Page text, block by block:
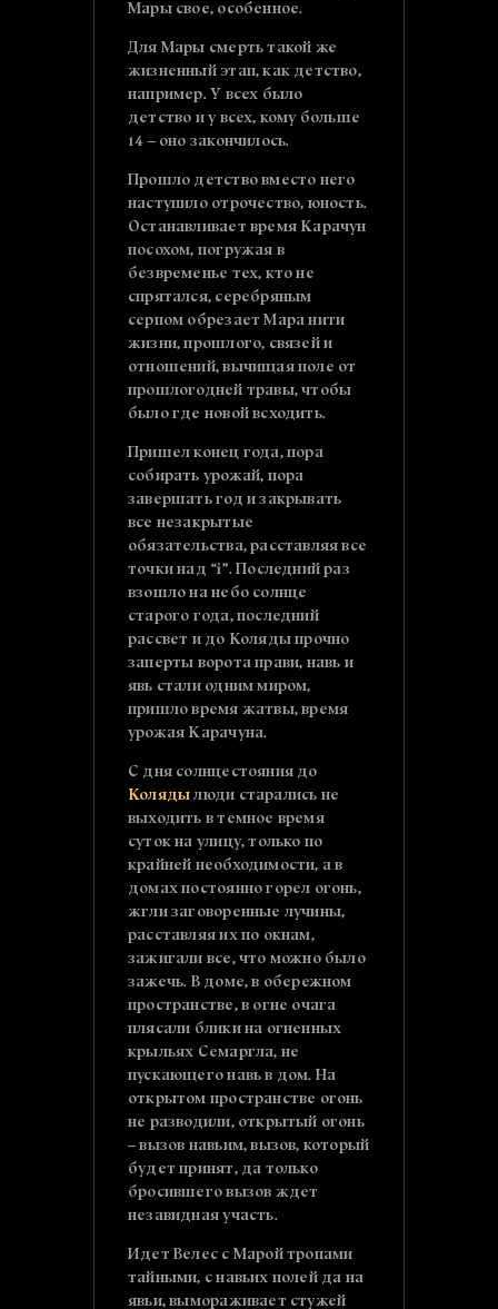
Мары свое, особенное.
Для Мары смерть такой же
жизненный этап, как детство,
например. У всех было
детство и у всех, кому больше
14 – оно закончилось.
Прошло детство вместо него
наступило отрочество, юность.
Останавливает время Карачун
посохом, погружая в
безвременье тех, кто не
спрятался, серебряным
серпом обрезает Мара нити
жизни, прошлого, связей и
отношений, вычищая поле от
прошлогодней травы, чтобы
было где новой всходить.
Пришел конец года, пора
собирать урожай, пора
завершать год и закрывать
все незакрытые
обязательства, расставляя все
точки над “i”. Последний раз
взошло на небо солнце
старого года, последний
рассвет и до Коляды прочно
заперты ворота прави, навь и
явь стали одним миром,
пришло время жатвы, время
урожая Карачуна.
С дня солнцестояния до
Коляды люди старались не
выходить в темное время
суток на улицу, только по
крайней необходимости, а в
домах постоянно горел огонь,
жгли заговоренные лучины,
расставляя их по окнам,
зажигали все, что можно было
зажечь. В доме, в обережном
пространстве, в огне очага
плясали блики на огненных
крыльях Семаргла, не
пускающего навь в дом. На
открытом пространстве огонь
не разводили, открытый огонь
– вызов навьим, вызов, который
будет принят, да только
бросившего вызов ждет
незавидная участь.
Идет Велес с Марой тропами
тайными, с навьих полей да на
явьи, вымораживает стужей